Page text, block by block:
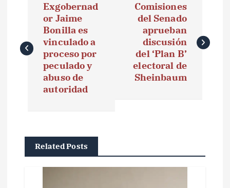
v
e
ó
Exgobernad
or Jaime
Bonilla es
vinculado a
proceso por
peculado y
abuso de
autoridad
Comisiones
del Senado
aprueban
discusión
del ‘Plan B’
electoral de
Sheinbaum
Related Posts